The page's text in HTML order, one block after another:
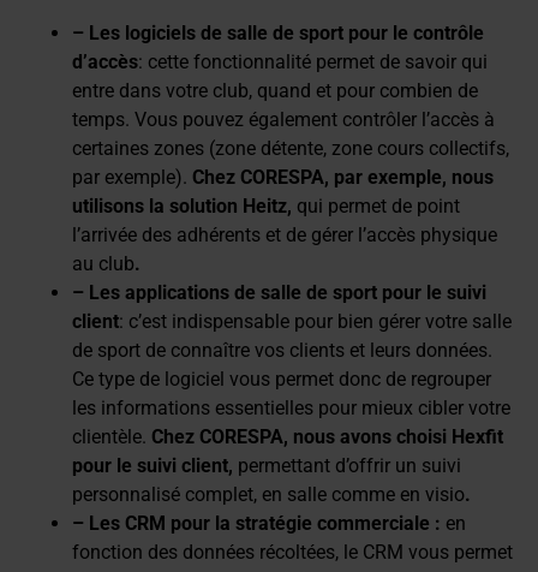
– Les logiciels de salle de sport pour le contrôle
d’accès: cette fonctionnalité permet de savoir qui
entre dans votre club, quand et pour combien de
temps. Vous pouvez également contrôler l’accès à
certaines zones (zone détente, zone cours collectifs,
par exemple). Chez CORESPA, par exemple, nous
utilisons la solution Heitz, qui permet de point
l’arrivée des adhérents et de gérer l’accès physique
au club.
– Les applications de salle de sport pour le suivi
client: c’est indispensable pour bien gérer votre salle
de sport de connaître vos clients et leurs données.
Ce type de logiciel vous permet donc de regrouper
les informations essentielles pour mieux cibler votre
clientèle. Chez CORESPA, nous avons choisi Hexfit
pour le suivi client, permettant d’offrir un suivi
personnalisé complet, en salle comme en visio.
– Les CRM pour la stratégie commerciale : en
fonction des données récoltées, le CRM vous permet